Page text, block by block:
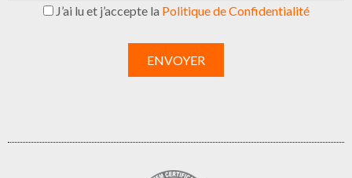
J’ai lu et j’accepte la Politique de Confidentialité